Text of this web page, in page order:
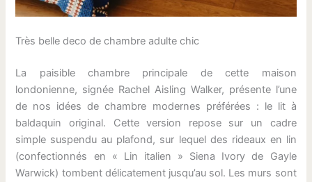
Très belle deco de chambre adulte chic
La paisible chambre principale de cette maison
londonienne, signée Rachel Aisling Walker, présente l’une
de nos idées de chambre modernes préférées : le lit à
baldaquin original. Cette version repose sur un cadre
simple suspendu au plafond, sur lequel des rideaux en lin
(confectionnés en « Lin italien » Siena Ivory de Gayle
Warwick) tombent délicatement jusqu’au sol. Les murs sont